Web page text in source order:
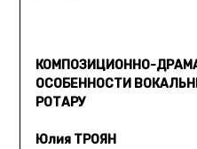
КОМПОЗИЦИОННО-
ОСОБЕННОСТИ
РОТАРУ
Юлия ТРОЯН